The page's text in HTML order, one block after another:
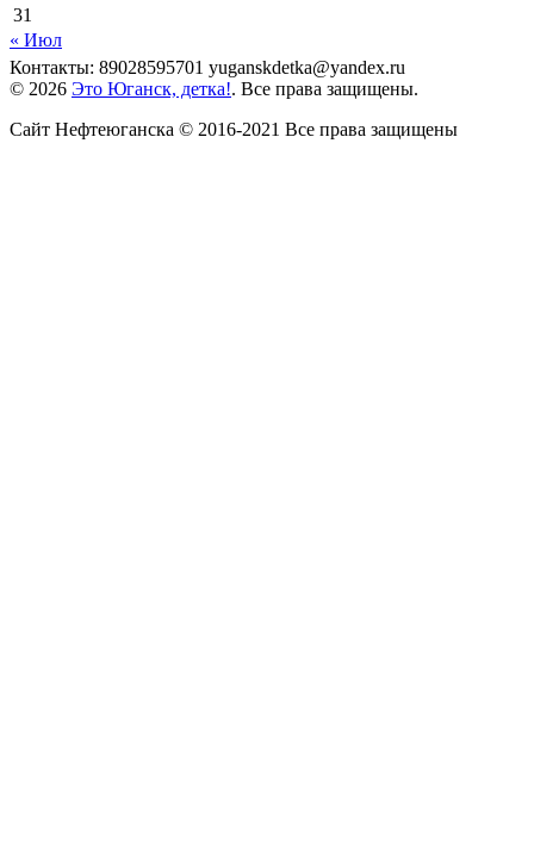
31
« Июл
Контакты: 89028595701 yuganskdetka@yandex.ru
© 2026 Это Юганск, детка!. Все права защищены.
Сайт Нефтеюганска © 2016-2021 Все права защищены